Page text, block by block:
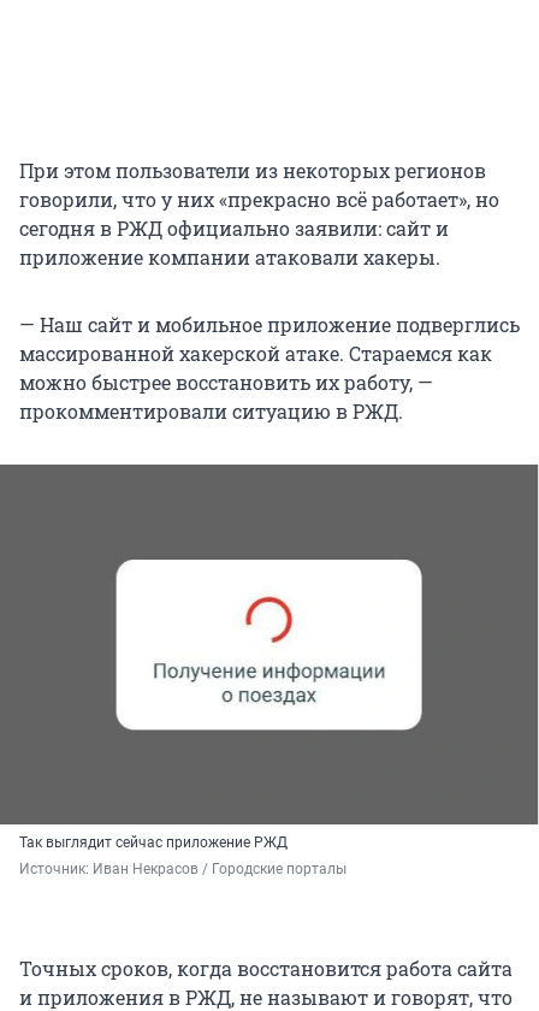
При этом пользователи из некоторых регионов
говорили, что у них «прекрасно всё работает», но
сегодня в РЖД официально заявили: сайт и
приложение компании атаковали хакеры.
— Наш сайт и мобильное приложение подверглись
массированной хакерской атаке. Стараемся как
можно быстрее восстановить их работу, —
прокомментировали ситуацию в РЖД.
Так выглядит сейчас приложение РЖД
Источник: Иван Некрасов / Городские порталы
Точных сроков, когда восстановится работа сайта
и приложения в РЖД, не называют и говорят, что